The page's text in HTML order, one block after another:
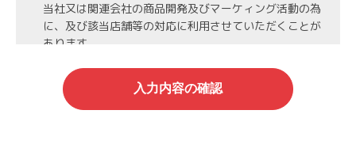
当社又は関連会社の商品開発及びマーケィング活動の為
に、及び該当店舗等の対応に利用させていただくことが
あります。
第3者への開示・委託先の管理
当社がお預かりする個人情報は、お客様の同意・承諾を
得た場合や法令等に基づく開示・提供が必要な場合、人